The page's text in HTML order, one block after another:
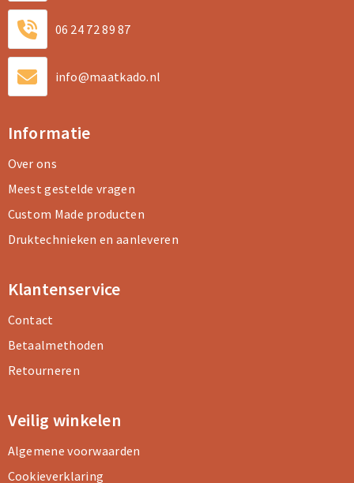
06 24 72 89 87
info@maatkado.nl
Informatie
Over ons
Meest gestelde vragen
Custom Made producten
Druktechnieken en aanleveren
Klantenservice
Contact
Betaalmethoden
Retourneren
Veilig winkelen
Algemene voorwaarden
Cookieverklaring